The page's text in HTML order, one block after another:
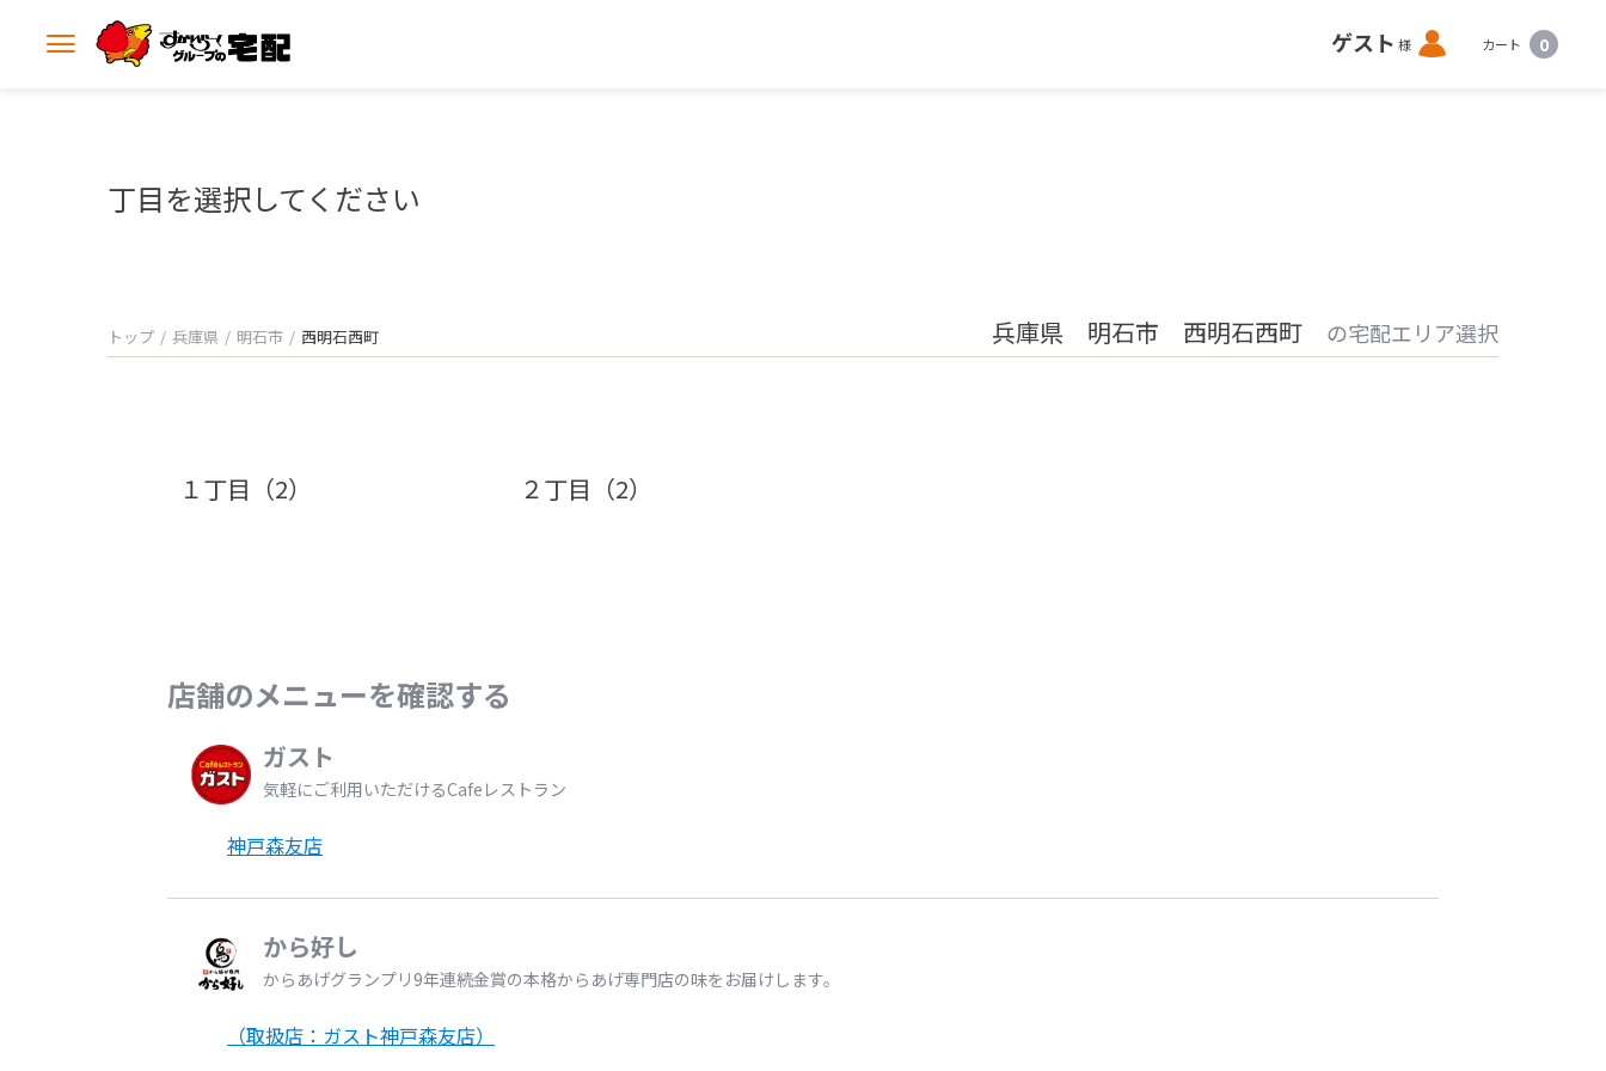
メ
ゲスト 様 ロ
グ
カート 0
丁目を選択してください
トップ 兵庫県 明石市 西明石西町 兵庫県 明石市 西明石西町 の宅配エリア選択
１丁目（2） ２丁目（2）
店舗のメニューを確認する
ガスト
気軽にご利用いただけるCafeレストラン
神戸森友店
から好し
からあげグランプリ9年連続金賞の本格からあげ専門店の味をお届けします。
（取扱店：ガスト神戸森友店）